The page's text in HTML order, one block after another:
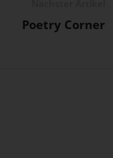
Poetry Corner